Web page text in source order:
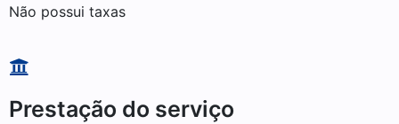
Não possui taxas
Prestação do serviço